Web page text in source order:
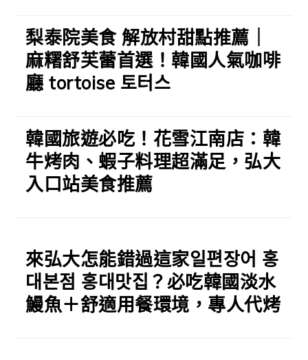
梨泰院美食 解放村甜點推薦｜
麻糬舒芙蕾首選！韓國人氣咖啡
廳 tortoise 토터스
韓國旅遊必吃！花雪江南店：韓
牛烤肉、蝦子料理超滿足，弘大
入口站美食推薦
來弘大怎能錯過這家일편장어 홍
대본점 홍대맛집？必吃韓國淡水
鰻魚＋舒適用餐環境，專人代烤